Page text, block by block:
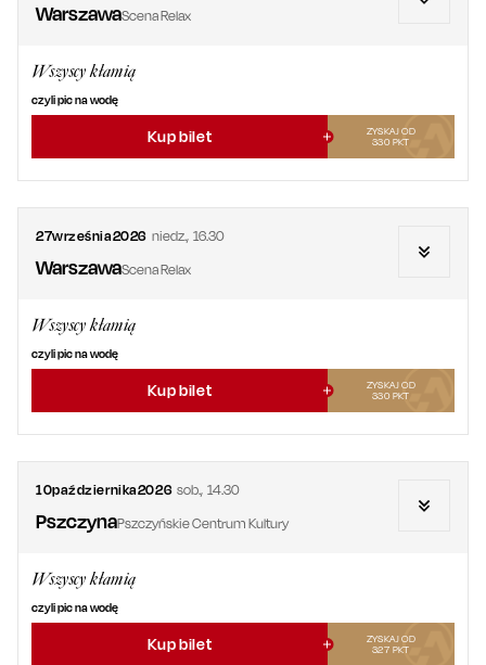
WarszawaScena Relax
Wszyscy kłamią
czyli pic na wodę
Kup bilet
ZYSKAJ OD
330 PKT
27września2026 niedz., 16.30
WarszawaScena Relax
Wszyscy kłamią
czyli pic na wodę
Kup bilet
ZYSKAJ OD
330 PKT
10października2026 sob.,14.30
PszczynaPszczyńskie Centrum Kultury
Wszyscy kłamią
czyli pic na wodę
Kup bilet
ZYSKAJ OD
327 PKT